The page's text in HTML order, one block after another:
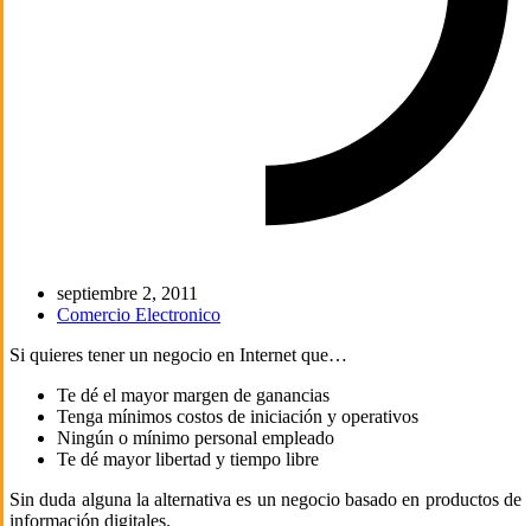
septiembre 2, 2011
Comercio Electronico
Si quieres tener un negocio en Internet que…
Te dé el mayor margen de ganancias
Tenga mínimos costos de iniciación y operativos
Ningún o mínimo personal empleado
Te dé mayor libertad y tiempo libre
Sin duda alguna la alternativa es un negocio basado en productos de
información digitales.